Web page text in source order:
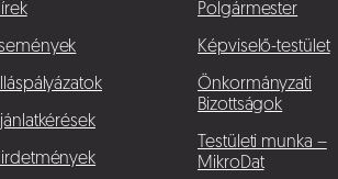
Polgármester
Képviselő-testület
Önkormányzati
Bizottságok
Testületi munka –
MikroDat